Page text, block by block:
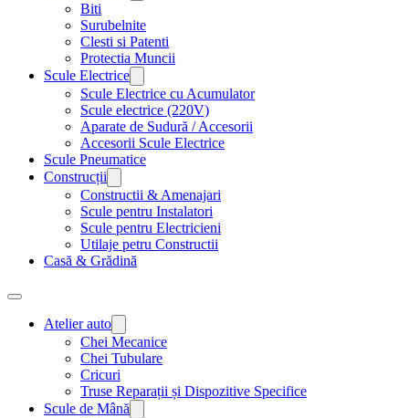
Biti
Surubelnite
Clesti si Patenti
Protectia Muncii
Scule Electrice
Scule Electrice cu Acumulator
Scule electrice (220V)
Aparate de Sudură / Accesorii
Accesorii Scule Electrice
Scule Pneumatice
Construcții
Constructii & Amenajari
Scule pentru Instalatori
Scule pentru Electricieni
Utilaje petru Constructii
Casă & Grădină
Atelier auto
Chei Mecanice
Chei Tubulare
Cricuri
Truse Reparații și Dispozitive Specifice
Scule de Mână